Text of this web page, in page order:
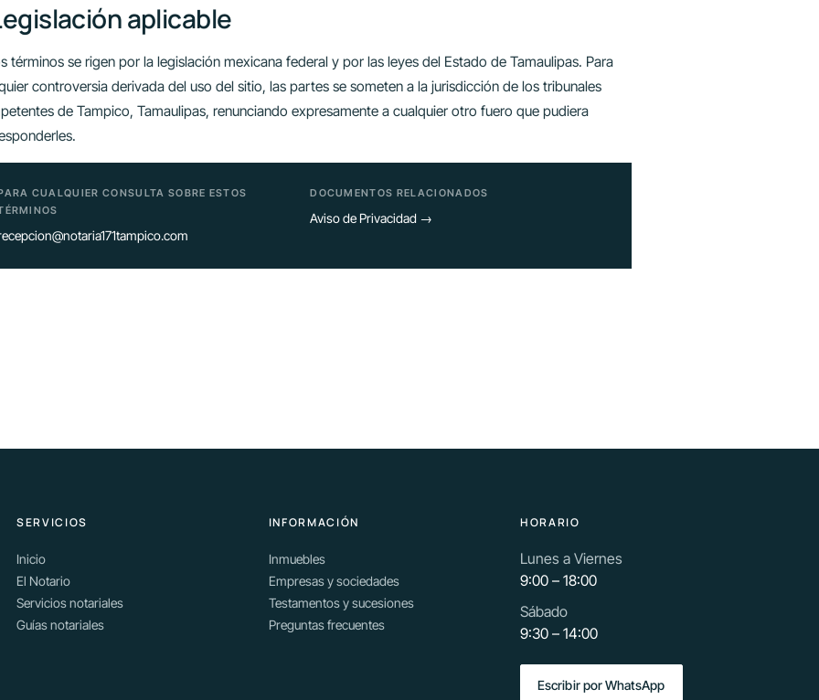
aplicable
términos se rigen por la legislación mexicana federal y por las leyes del Estado de Tamaulipas. Para
controversia derivada del uso del sitio, las partes se someten a la jurisdicción de los tribunales
de Tampico, Tamaulipas, renunciando expresamente a cualquier otro fuero que pudiera
CUALQUIER CONSULTA SOBRE ESTOS
DOCUMENTOS RELACIONADOS
Aviso de Privacidad →
SERVICIOS
Inicio
El Notario
Servicios notariales
Guías notariales
INFORMACIÓN
Inmuebles
Empresas y sociedades
Testamentos y sucesiones
Preguntas frecuentes
HORARIO
Lunes a Viernes
9:00 – 18:00
Sábado
9:30 – 14:00
Escribir por WhatsApp